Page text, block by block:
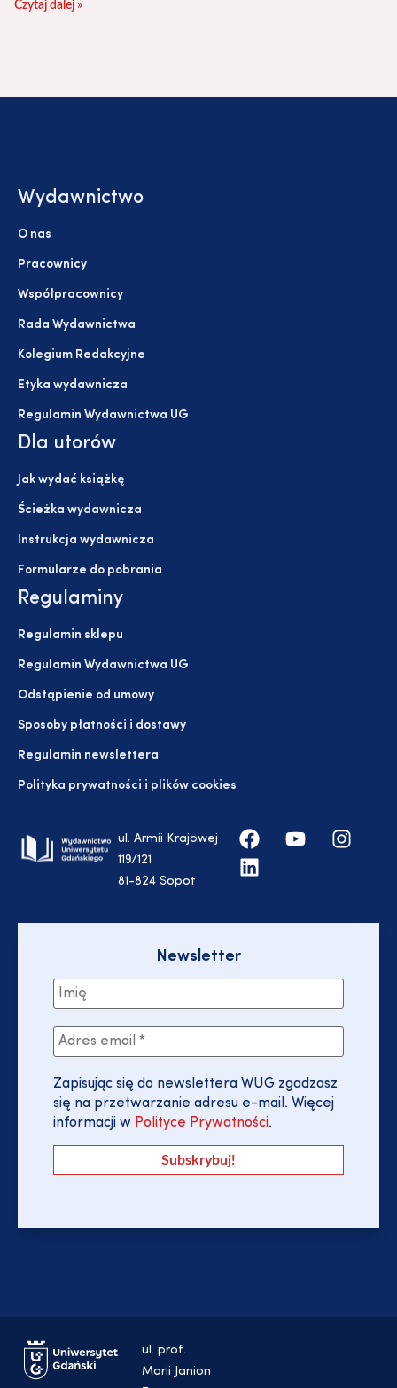
Czytaj dalej »
Wydawnictwo
O nas
Pracownicy
Współpracownicy
Rada Wydawnictwa
Kolegium Redakcyjne
Etyka wydawnicza
Regulamin Wydawnictwa UG
Dla utorów
Jak wydać książkę
Ścieżka wydawnicza
Instrukcja wydawnicza
Formularze do pobrania
Regulaminy
Regulamin sklepu
Regulamin Wydawnictwa UG
Odstąpienie od umowy
Sposoby płatności i dostawy
Regulamin newslettera
Polityka prywatności i plików cookies
ul. Armii Krajowej
119/121
81-824 Sopot
Newsletter
Zapisując się do newslettera WUG zgadzasz
się na przetwarzanie adresu e-mail. Więcej
informacji w Polityce Prywatności.
ul. prof.
Marii Janion